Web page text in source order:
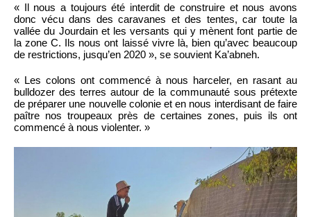
« Il nous a toujours été interdit de construire et nous avons
donc vécu dans des caravanes et des tentes, car toute la
vallée du Jourdain et les versants qui y mènent font partie de
la zone C. Ils nous ont laissé vivre là, bien qu’avec beaucoup
de restrictions, jusqu’en 2020 », se souvient Ka’abneh.
« Les colons ont commencé à nous harceler, en rasant au
bulldozer des terres autour de la communauté sous prétexte
de préparer une nouvelle colonie et en nous interdisant de faire
paître nos troupeaux près de certaines zones, puis ils ont
commencé à nous violenter. »